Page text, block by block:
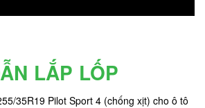
LẮP LỐP
35R19 Pilot Sport 4 (chống xịt) cho ô tô